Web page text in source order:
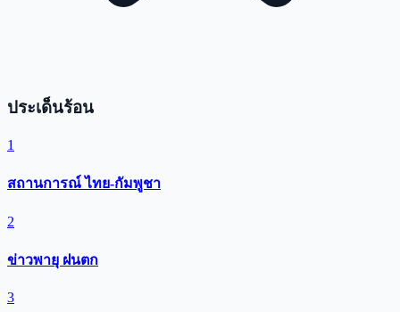
ประเด็นร้อน
1
สถานการณ์ ไทย-กัมพูชา
2
ข่าวพายุ ฝนตก
3